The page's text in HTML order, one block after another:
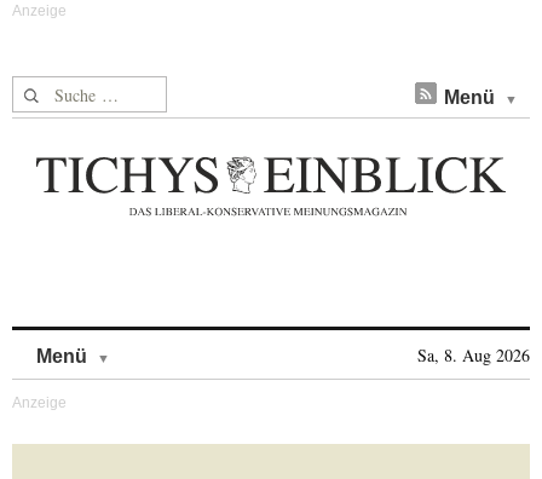
Suche nach: Menü
Menü Sa, 8. Aug 2026